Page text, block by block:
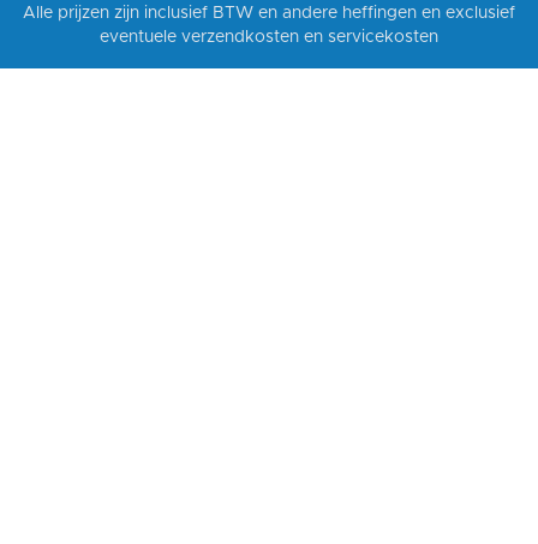
Alle prijzen zijn inclusief BTW en andere heffingen en exclusief
eventuele verzendkosten en servicekosten